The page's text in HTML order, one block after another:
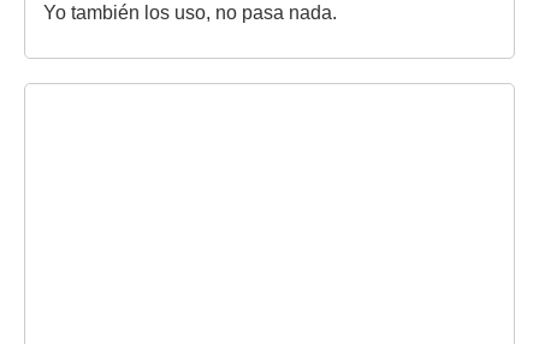
Yo también los uso, no pasa nada.